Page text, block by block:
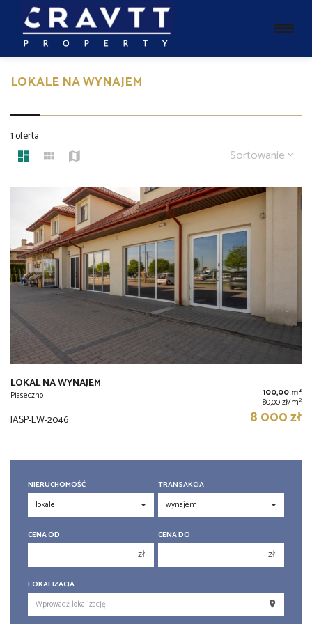
LOKALE NA WYNAJEM
1 oferta
Sortowanie
LOKAL NA WYNAJEM
Piaseczno 100,00 m2
80,00 zł/m2
JASP-LW-2046 8 000 zł
NIERUCHOMOŚĆ TRANSAKCJA
CENA OD
zł
250 000 zł
CENA DO
zł
250 000 zł
LOKALIZACJA